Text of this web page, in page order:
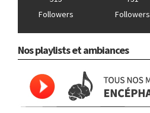
Followers
Followers
Nos playlists et ambiances